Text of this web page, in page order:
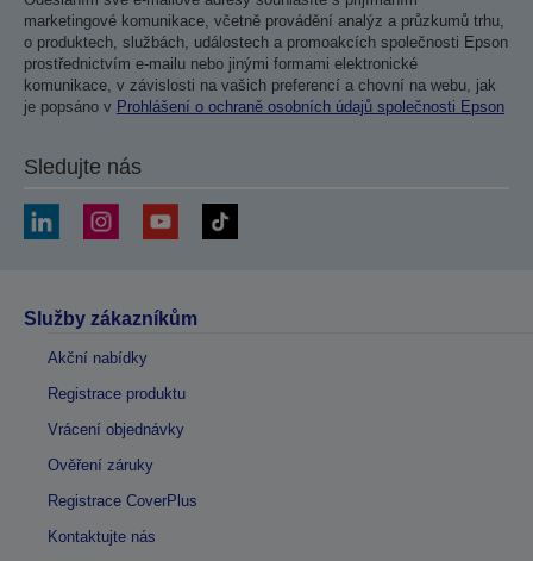
marketingové komunikace, včetně provádění analýz a průzkumů trhu,
o produktech, službách, událostech a promoakcích společnosti Epson
prostřednictvím e-mailu nebo jinými formami elektronické
komunikace, v závislosti na vašich preferencí a chovní na webu, jak
je popsáno v Prohlášení o ochraně osobních údajů společnosti Epson
Sledujte nás
Služby zákazníkům
Akční nabídky
Registrace produktu
Vrácení objednávky
Ověření záruky
Registrace CoverPlus
Kontaktujte nás